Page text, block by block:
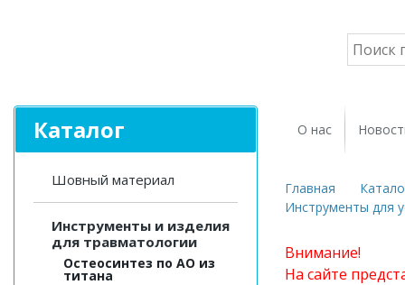
Каталог
Шовный материал
Инструменты и изделия
для травматологии
Остеосинтез по АО из
титана
О нас
Главная
Инструменты для
Внимание!
На сайте